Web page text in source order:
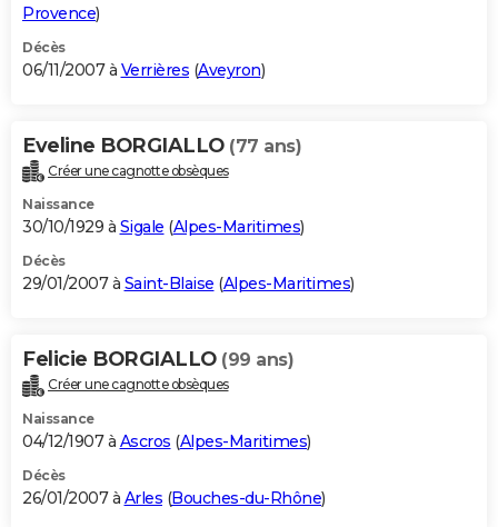
Provence)
Décès
06/11/2007 à Verrières (Aveyron)
Eveline BORGIALLO (77 ans)
Créer une cagnotte obsèques
Naissance
30/10/1929 à Sigale (Alpes-Maritimes)
Décès
29/01/2007 à Saint-Blaise (Alpes-Maritimes)
Felicie BORGIALLO (99 ans)
Créer une cagnotte obsèques
Naissance
04/12/1907 à Ascros (Alpes-Maritimes)
Décès
26/01/2007 à Arles (Bouches-du-Rhône)